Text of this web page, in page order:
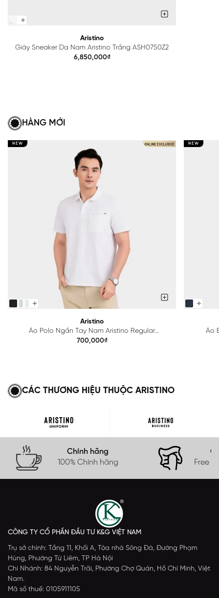
Aristino
Giày Sneaker Da Nam Aristino Trắng ASH0750Z2
6,850,000₫
HÀNG MỚI
NEW
Aristino
Áo Polo Ngắn Tay Nam Aristino Regular
APS615EDP01
700,000₫
NEW
Áo
CÁC THƯƠNG HIỆU THUỘC ARISTINO
Chính hãng
100% Chính hãng
Free
CÔNG TY CỔ PHẦN ĐẦU TƯ K&G VIỆT NAM
Trụ sở chính: Tầng 11, Khối A, Tòa nhà Sông Đà, Đường Phạm
Hùng, Phường Từ Liêm, TP Hà Nội
Chi Nhánh: 84 Nguyễn Trãi, Phường Chợ Quán, Hồ Chí Minh, Việt
Nam.
Mã số thuế: 0105911105